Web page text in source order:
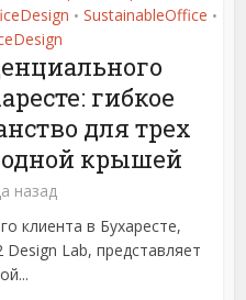
• SustainableOffice •
гибкое
для трех
крышей
назад
клиента в Бухаресте,
Lab, представляет